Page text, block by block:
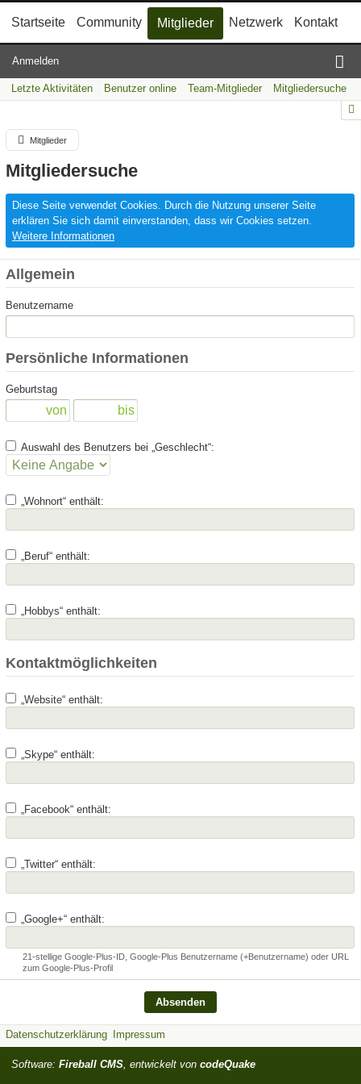
Startseite Community Mitglieder Netzwerk Kontakt
Anmelden
Letzte Aktivitäten Benutzer online Team-Mitglieder Mitgliedersuche
Mitglieder
Mitgliedersuche
Diese Seite verwendet Cookies. Durch die Nutzung unserer Seite
erklären Sie sich damit einverstanden, dass wir Cookies setzen.
Weitere Informationen
Allgemein
Benutzername
Persönliche Informationen
Geburtstag
Auswahl des Benutzers bei „Geschlecht“:
„Wohnort“ enthält:
„Beruf“ enthält:
„Hobbys“ enthält:
Kontaktmöglichkeiten
„Website“ enthält:
„Skype“ enthält:
„Facebook“ enthält:
„Twitter“ enthält:
„Google+“ enthält:
21-stellige Google-Plus-ID, Google-Plus Benutzername (+Benutzername) oder URL
zum Google-Plus-Profil
Datenschutzerklärung Impressum
Software: Fireball CMS, entwickelt von codeQuake